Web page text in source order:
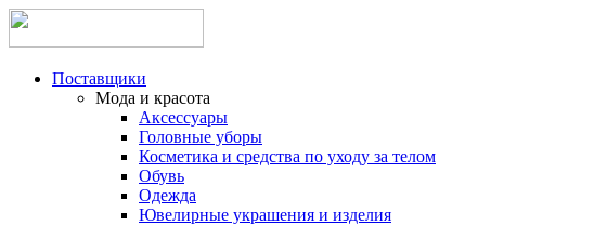
Поставщики
Мода и красота
Аксессуары
Головные уборы
Косметика и средства по уходу за телом
Обувь
Одежда
Ювелирные украшения и изделия